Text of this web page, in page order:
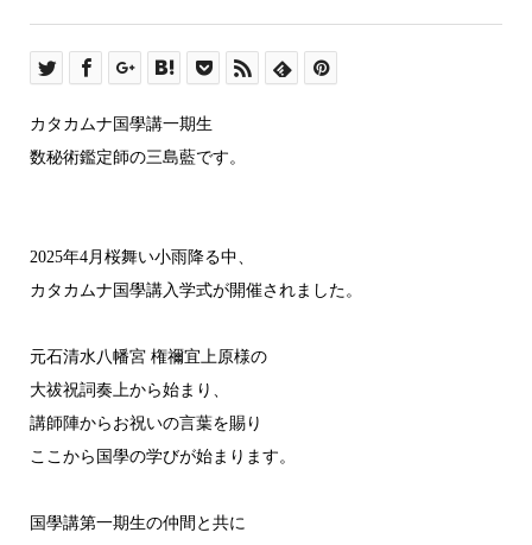
カタカムナ国學講一期生
数秘術鑑定師の三島藍です。
2025年4月桜舞い小雨降る中、
カタカムナ国學講入学式が開催されました。
元石清水八幡宮 権禰宜上原様の
大祓祝詞奏上から始まり、
講師陣からお祝いの言葉を賜り
ここから国學の学びが始まります。
国學講第一期生の仲間と共に